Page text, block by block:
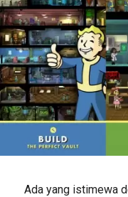
Ada yang istimewa